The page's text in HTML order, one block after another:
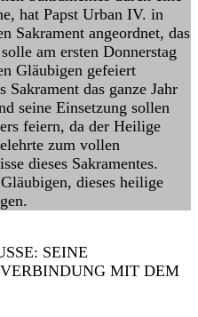
hat Papst Urban IV. in
Sakrament angeordnet, das
am ersten Donnerstag
Gläubigen gefeiert
Sakrament das ganze Jahr
seine Einsetzung sollen
feiern, da der Heilige
zum vollen
dieses Sakramentes.
dieses heilige
SEINE
MIT DEM